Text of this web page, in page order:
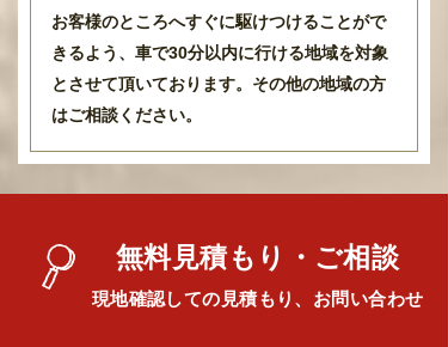
お客様のところへすぐに駆けつけることがで
きるよう 、 車で30分以内に行ける地域を対象
とさせて頂いております。 その他の地域の方
はご相談ください。
無料見積もり・ご相談
現地確認しての見積もり、お問い合わせ